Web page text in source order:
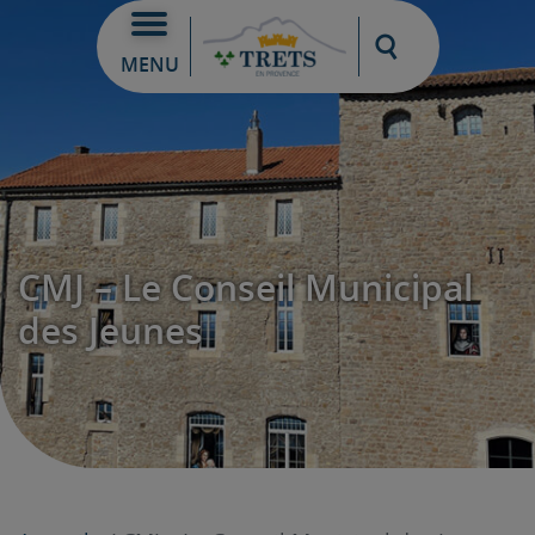
MENU
Moteur de
CMJ – Le Conseil Municipal
des Jeunes